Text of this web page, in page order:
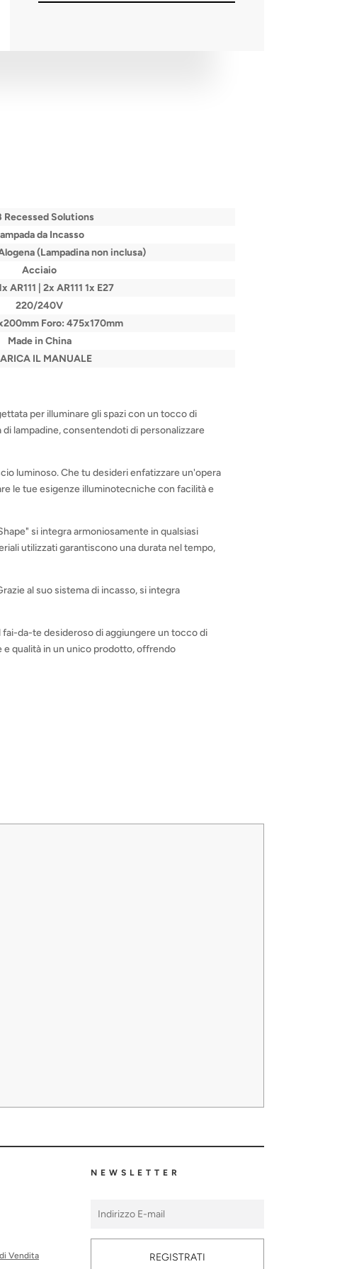
Recessed Solutions
da Incasso
(Lampadina non inclusa)
Acciaio
AR111 | 2x AR111 1x E27
220/240V
Foro: 475x170mm
Made in China
IL MANUALE
per illuminare gli spazi con un tocco di
di lampadine, consentendoti di personalizzare
luminoso. Che tu desideri enfatizzare un'opera
le tue esigenze illuminotecniche con facilità e
si integra armoniosamente in qualsiasi
utilizzati garantiscono una durata nel tempo,
al suo sistema di incasso, si integra
fai-da-te desideroso di aggiungere un tocco di
e qualità in un unico prodotto, offrendo
Vendita
NEWSLETTER
REGISTRATI